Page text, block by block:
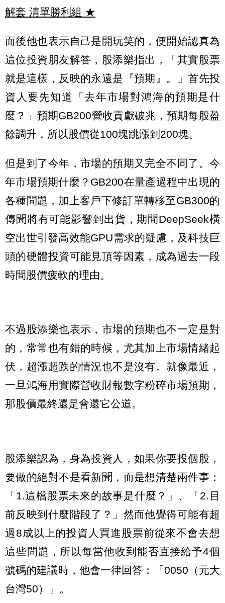
解套 清單勝利組 ★
而後他也表示自己是開玩笑的，便開始認真為
這位投資朋友解答，股添樂指出，「其實股票
就是這樣，反映的永遠是『預期』。」首先投
資人要先知道「去年市場對鴻海的預期是什
麼？」預期GB200營收貢獻破兆，預期每股盈
餘調升，所以股價從100塊跳漲到200塊。
但是到了今年，市場的預期又完全不同了。今
年市場預期什麼？GB200在量產過程中出現的
各種問題，加上客戶下修訂單轉移至GB300的
傳聞將有可能影響到出貨，期間DeepSeek橫
空出世引發高效能GPU需求的疑慮，及科技巨
頭的硬體投資可能見頂等因素，成為過去一段
時間股價疲軟的理由。
不過股添樂也表示，市場的預期也不一定是對
的，常常也有錯的時候，尤其加上市場情緒起
伏，超漲超跌的情況也不是沒有。就像最近，
一旦鴻海用實際營收財報數字粉碎市場預期，
那股價最終還是會還它公道。
股添樂認為，身為投資人，如果你要投個股，
要做的絕對不是看新聞，而是想清楚兩件事：
「1.這檔股票未來的故事是什麼？」、「2.目
前反映到什麼階段了？」然而他覺得可能有超
過8成以上的投資人買進股票前從來不會去想
這些問題，所以每當他收到能否直接給予4個
號碼的建議時，他會一律回答：「0050（元大
台灣50）」。